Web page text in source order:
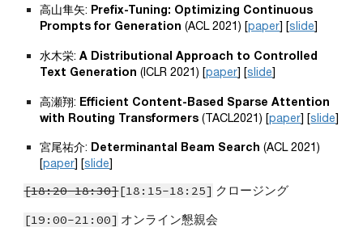
高山隼矢: Prefix-Tuning: Optimizing Continuous
Prompts for Generation (ACL 2021) [paper] [slide]
水木栄: A Distributional Approach to Controlled
Text Generation (ICLR 2021) [paper] [slide]
高瀬翔: Efficient Content-Based Sparse Attention
with Routing Transformers (TACL2021) [paper] [slide]
宮尾祐介: Determinantal Beam Search (ACL 2021)
[paper] [slide]
[18:20-18:30][18:15-18:25] クロージング
[19:00-21:00] オンライン懇親会